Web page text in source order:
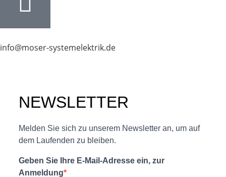
info@moser-systemelektrik.de
NEWSLETTER
Melden Sie sich zu unserem Newsletter an, um auf
dem Laufenden zu bleiben.
Geben Sie Ihre E-Mail-Adresse ein, zur
Anmeldung